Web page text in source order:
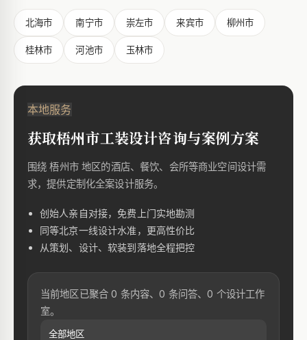
北海市 南宁市 崇左市 来宾市 柳州市
桂林市 河池市 玉林市
本地服务
获取梧州市工装设计咨询与案例方案
围绕 梧州市 地区的酒店、餐饮、会所等商业空间设计需
求，提供定制化全案设计服务。
创始人亲自对接，免费上门实地勘测
同等北京一线设计水准，更高性价比
从策划、设计、软装到落地全程把控
当前地区已聚合 0 条内容、0 条问答、0 个设计工作
室。
全部地区